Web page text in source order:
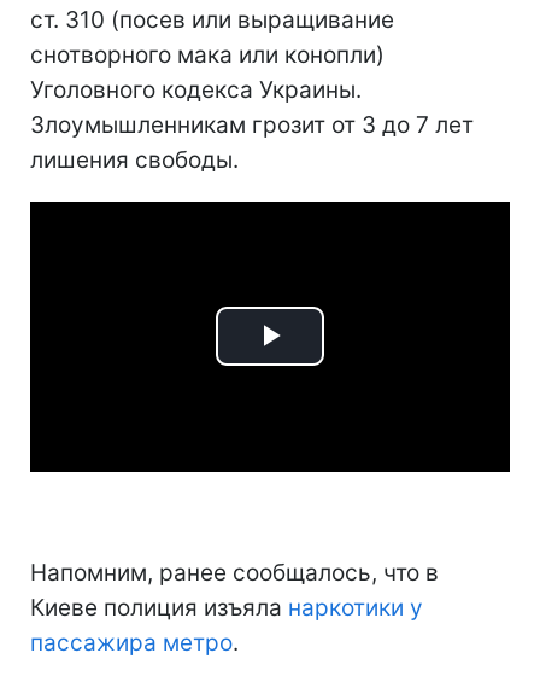
ст. 310 (посев или выращивание
снотворного мака или конопли)
Уголовного кодекса Украины.
Злоумышленникам грозит от 3 до 7 лет
лишения свободы.
Play
Напомним, ранее сообщалось, что в
Киеве полиция изъяла наркотики у
пассажира метро.